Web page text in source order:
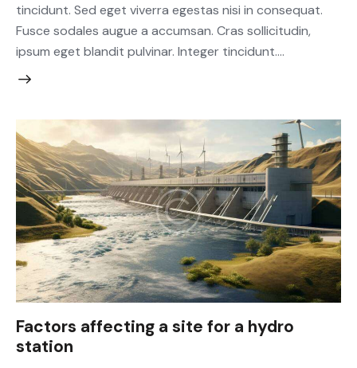
tincidunt. Sed eget viverra egestas nisi in consequat.
Fusce sodales augue a accumsan. Cras sollicitudin,
ipsum eget blandit pulvinar. Integer tincidunt.…
Factors affecting a site for a hydro
station